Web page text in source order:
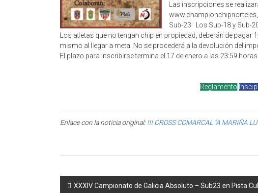
Las inscripciones se
Sub-23. Los Sub-18 y Sub-
Los atletas que no tengan chip en propiedad, deberán de pagar
mismo al llegar a meta. No se procederá a la devolución del
El plazo para inscribirse termina el 17 de enero a las 23:59 horas.
Reglamento
Enlace con la noticia original:III CROSS COMARCAL “A MARIÑA
Post navigation
XXXIV Campionato de Galicia Absoluto – Sub23 en Pista